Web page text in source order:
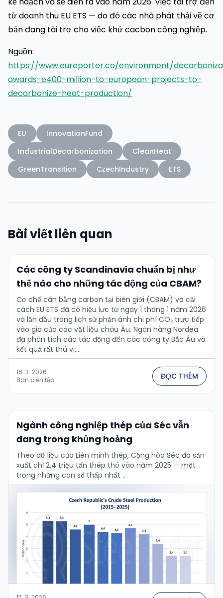
từ doanh thu EU ETS — do đó các nhà phát thải về cơ
bản đang tài trợ cho việc khử cacbon công nghiệp.
Nguồn:
https://www.eureporter.co/environment/
awards-e400-million-to-european-projects-to-
decarbonize-heat-production/
EU
InnovationFund
IndustrialDecarbonization
CleanHeat
GreenTransition
CzechIndustry ETS
Bài viết liên quan
Các công ty Scandinavia chuẩn bị như
thế nào cho những tác động của CBAM?
Cơ chế cân bằng carbon tại biên giới (CBAM) và cải
cách EU ETS đã có hiệu lực từ ngày 1 tháng 1 năm 2026
và lần đầu trong lịch sử phản ánh chi phí CO₂ trực tiếp
vào giá của các vật liệu châu Âu. Ngân hàng Nordea
đã phân tích các tác động đến các công ty Bắc Âu và
kết quả rất thú vị....
16. 3. 2026
Ban biên tập
ĐỌC THÊM
Ngành công nghiệp thép của Séc vẫn
đang trong khủng hoảng
Theo dữ liệu của Liên minh thép, Cộng hòa Séc đã sản
xuất chỉ 2,4 triệu tấn thép thô vào năm 2025 — một
trong những con số thấp nhất …